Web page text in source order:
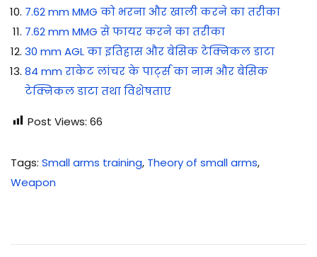
7.62 mm MMG को भरना और खाली करने का तरीका
7.62 mm MMG से फायर करने का तरीका
30 mm AGL का इतिहास और बेसिक टेक्निकल डाटा
84 mm राकेट लांचर के पार्ट्स का नाम और बेसिक
टेक्निकल डाटा तथा विशेषताए
Post Views: 66
Tags: Small arms training, Theory of small arms,
Weapon